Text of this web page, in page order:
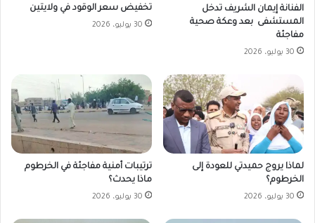
الفنانة إيمان الشريف تدخل
المستشفى بعد وعكة صحية
مفاجئة
30 يوليو، 2026
تخفيض سعر الوقود في ولايتين
30 يوليو، 2026
لماذا يروج حميدتي للعودة إلى
الخرطوم؟
30 يوليو، 2026
ترتيبات أمنية مفاجئة في الخرطوم
ماذا يحدث؟
30 يوليو، 2026